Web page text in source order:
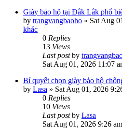
Giày bảo hộ tại Đắk Lắk phổ
by trangvangbaoho » Sat Aug
khác
0 Replies
13 Views
Last postby
Sat Aug 01, 2026 11:07
Bí quyết chọn giày bảo hộ
by Lasa » Sat Aug 01, 2026
0 Replies
10 Views
Last postby Lasa
Sat Aug 01, 2026 9:26 am